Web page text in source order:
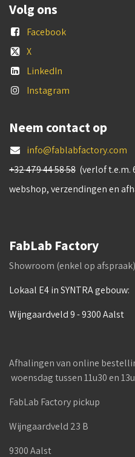
Volg ons
Facebook
X
LinkedIn
Instagram
Neem contact op
info@fablabfactory.com
+32 479 44 58 58 (verlof t.e.m.
webshop, verzendingen en
FabLab Factory
Showroom (enkel op
Lokaal E4 in SYNTRA gebouw:
Wijngaardveld 9 - 9300 Aalst
Afhalingen van online
woensdag tussen 11u30 en
FabLab Factory pickup
Wijngaardveld 23 B
9300 Aalst